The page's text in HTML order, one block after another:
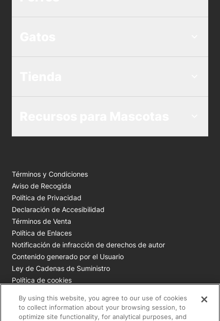
Términos y Condiciones
Aviso de Recogida
Política de Privacidad
Declaración de Accesibilidad
Términos de Venta
Política de Enlaces
Notificación de infracción de derechos de autor
Contenido generado por el Usuario
Ley de Cadenas de Suministro
Política de cookies
Todas las marcas comerciales de Nestlé Purina son
By using this website, you agree to our use of cookies
to collect information about your browsing session, to
optimize site functionality, for analytical purposes, and